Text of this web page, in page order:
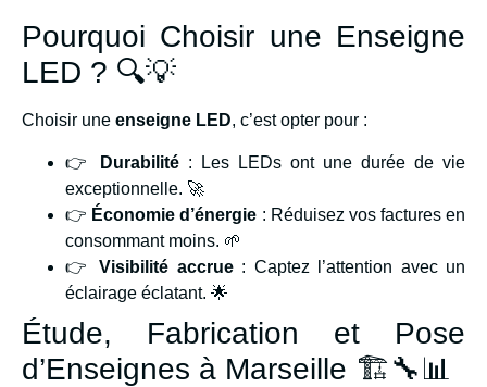
Pourquoi Choisir une Enseigne
LED ? 🔍💡
Choisir une enseigne LED, c’est opter pour :
👉 Durabilité : Les LEDs ont une durée de vie
exceptionnelle. 🚀
👉 Économie d’énergie : Réduisez vos factures en
consommant moins. 🌱
👉 Visibilité accrue: Captez l’attention avec un
éclairage éclatant. 🌟
Étude, Fabrication et Pose
d’Enseignes à Marseille 🏗🔧📊